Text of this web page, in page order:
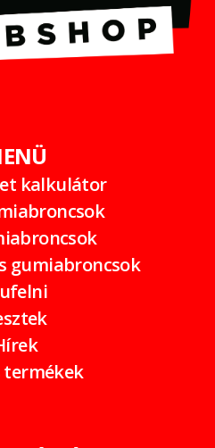
kalkulátor
gumiabroncsok
termékek